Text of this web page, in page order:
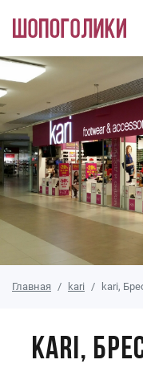
Перейти к основному
Главная kari kari,
kari,